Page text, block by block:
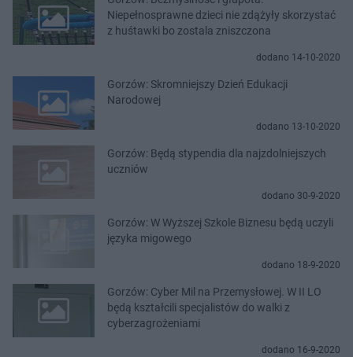
Niepełnosprawne dzieci nie zdążyły skorzystać
z huśtawki bo zostala zniszczona
dodano 14-10-2020
Gorzów: Skromniejszy Dzień Edukacji
Narodowej
dodano 13-10-2020
Gorzów: Będą stypendia dla najzdolniejszych
uczniów
dodano 30-9-2020
Gorzów: W Wyższej Szkole Biznesu będą uczyli
języka migowego
dodano 18-9-2020
Gorzów: Cyber Mil na Przemysłowej. W II LO
będą kształcili specjalistów do walki z
cyberzagrożeniami
dodano 16-9-2020